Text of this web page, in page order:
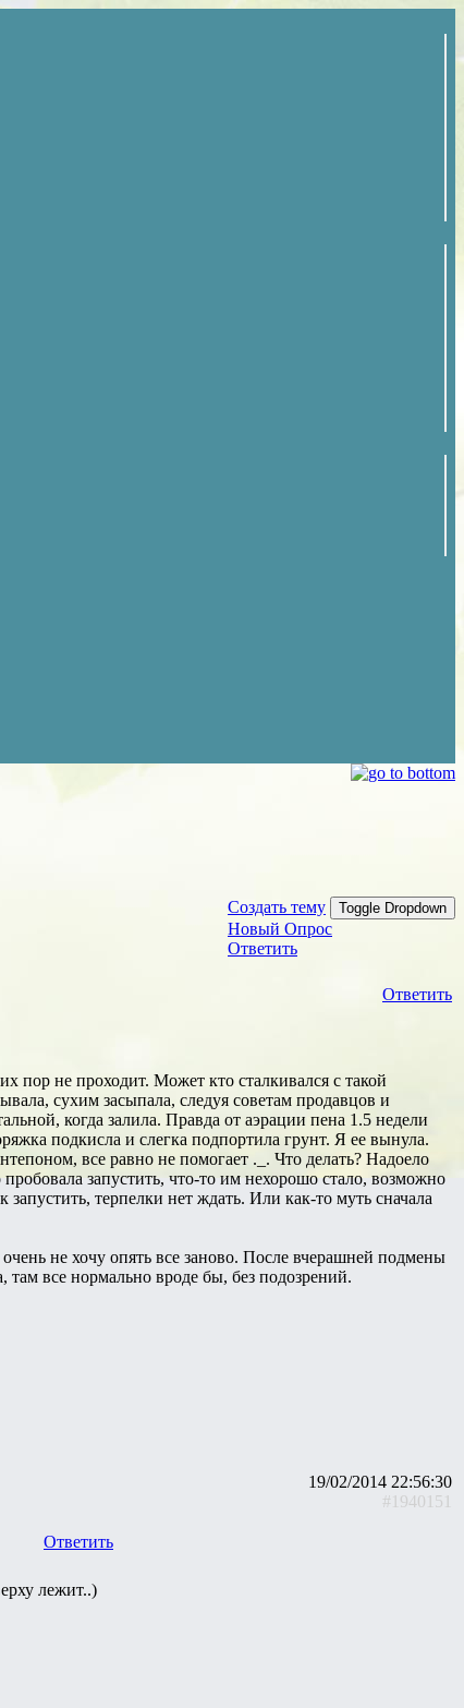
Создать тему Toggle Dropdown
Новый Опрос
Ответить
Ответить
пор не проходит. Может кто сталкивался с такой
сухим засыпала, следуя советам продавцов и
когда залила. Правда от аэрации пена 1.5 недели
подкисла и слегка подпортила грунт. Я ее вынула.
все равно не помогает ._. Что делать? Надоело
запустить, что-то им нехорошо стало, возможно
терпелки нет ждать. Или как-то муть сначала
не хочу опять все заново. После вчерашней подмены
все нормально вроде бы, без подозрений.
19/02/2014 22:56:30
#1940151
Ответить
лежит..)